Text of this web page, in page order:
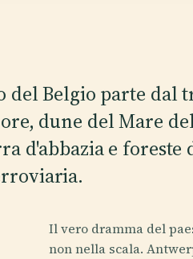
del Belgio parte dal
dune del Mare
d'abbazia e foreste
Il vero dramma del
non nella scala.